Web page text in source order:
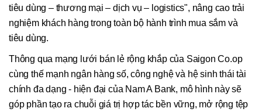
tiêu dùng – thương mại – dịch vụ – logistics", nâng cao trải
nghiệm khách hàng trong toàn bộ hành trình mua sắm và
tiêu dùng.
Thông qua mạng lưới bán lẻ rộng khắp của Saigon Co.op
cùng thế mạnh ngân hàng số, công nghệ và hệ sinh thái tài
chính đa dạng - hiện đại của Nam A Bank, mô hình này sẽ
góp phần tạo ra chuỗi giá trị hợp tác bền vững, mở rộng tệp